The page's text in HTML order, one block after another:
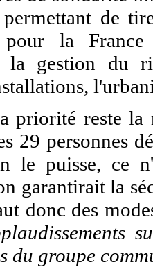
de
pour la
la gestion du
priorité reste
29 personnes
le puisse, ce
garantirait la
donc des
du groupe